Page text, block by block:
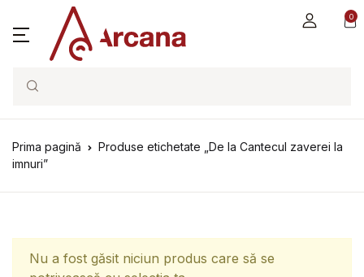
0
Search
Prima pagină
Produse etichetate „De la Cantecul zaverei la
imnuri”
Nu a fost găsit niciun produs care să se